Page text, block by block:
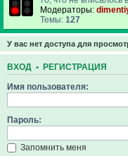
Модераторы:
Темы: 127
У вас нет доступа для
ВХОД • РЕГИСТРАЦИЯ
Имя пользователя:
Пароль:
Запомнить меня